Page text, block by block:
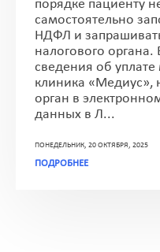
порядке пациенту
самостоятельно
НДФЛ и
налогового
сведения об
клиника «Медиус»,
орган в
данных в Л...
ПОНЕДЕЛЬНИК, 20 ОКТЯБРЯ, 2025
ПОДРОБНЕЕ